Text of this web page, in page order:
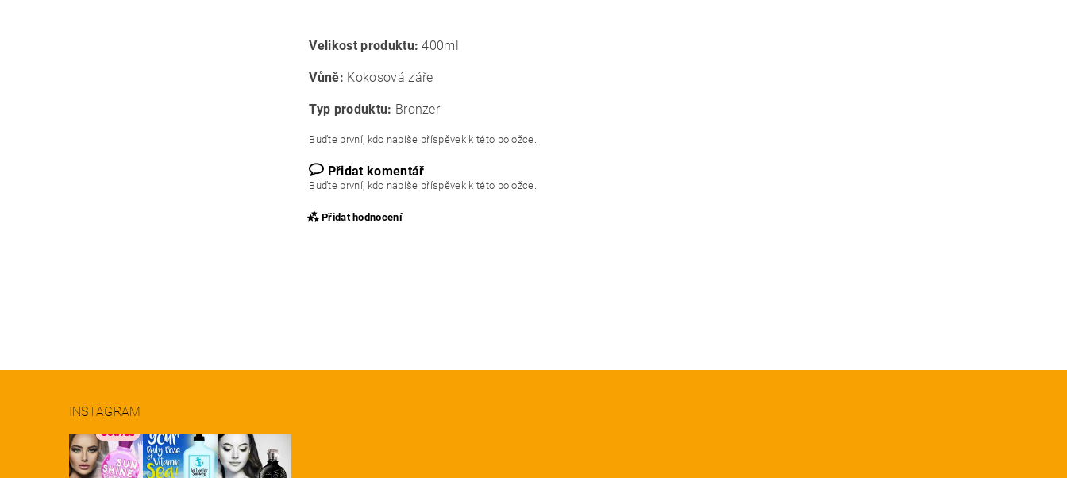
Velikost produktu: 400ml
Vůně: Kokosová záře
Typ produktu: Bronzer
Buďte první, kdo napíše příspěvek k této položce.
Přidat komentář
Buďte první, kdo napíše příspěvek k této položce.
Přidat hodnocení
INSTAGRAM